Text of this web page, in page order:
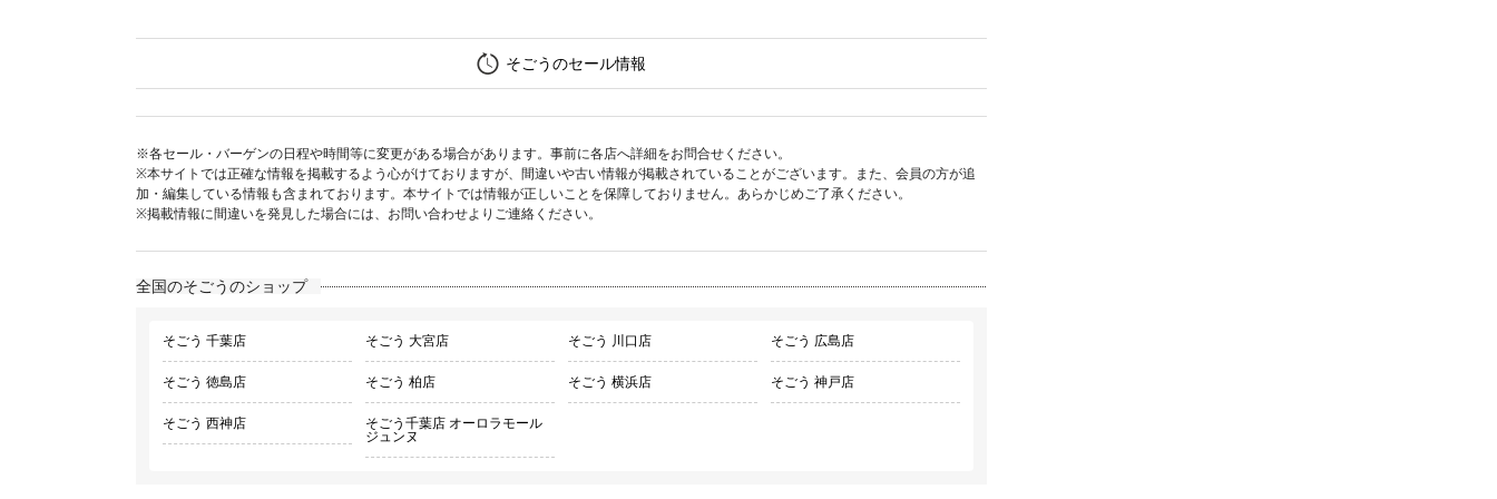
そごうのセール情報
※各セール・バーゲンの日程や時間等に変更がある場合があります。事前に各店へ詳細をお問合せください。
※本サイトでは正確な情報を掲載するよう心がけておりますが、間違いや古い情報が掲載されていることがございます。また、会員の方が追
加・編集している情報も含まれております。本サイトでは情報が正しいことを保障しておりません。あらかじめご了承ください。
※掲載情報に間違いを発見した場合には、お問い合わせよりご連絡ください。
全国のそごうのショップ
そごう 千葉店 そごう 大宮店 そごう 川口店 そごう 広島店
そごう 徳島店 そごう 柏店 そごう 横浜店 そごう 神戸店
そごう 西神店 そごう千葉店 オーロラモール
ジュンヌ